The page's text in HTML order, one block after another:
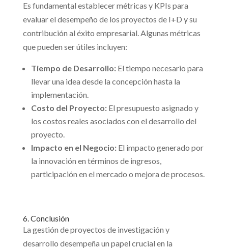
Es fundamental establecer métricas y KPIs para
evaluar el desempeño de los proyectos de I+D y su
contribución al éxito empresarial. Algunas métricas
que pueden ser útiles incluyen:
Tiempo de Desarrollo:El tiempo necesario para
llevar una idea desde la concepción hasta la
implementación.
Costo del Proyecto:El presupuesto asignado y
los costos reales asociados con el desarrollo del
proyecto.
Impacto en el Negocio:El impacto generado por
la innovación en términos de ingresos,
participación en el mercado o mejora de procesos.
6. Conclusión
La gestión de proyectos de investigación y
desarrollo desempeña un papel crucial en la